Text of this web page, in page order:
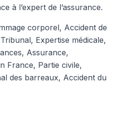
à l’expert de l’assurance.
corporel, Accident de
Expertise médicale,
Assurance,
France, Partie civile,
des barreaux, Accident du